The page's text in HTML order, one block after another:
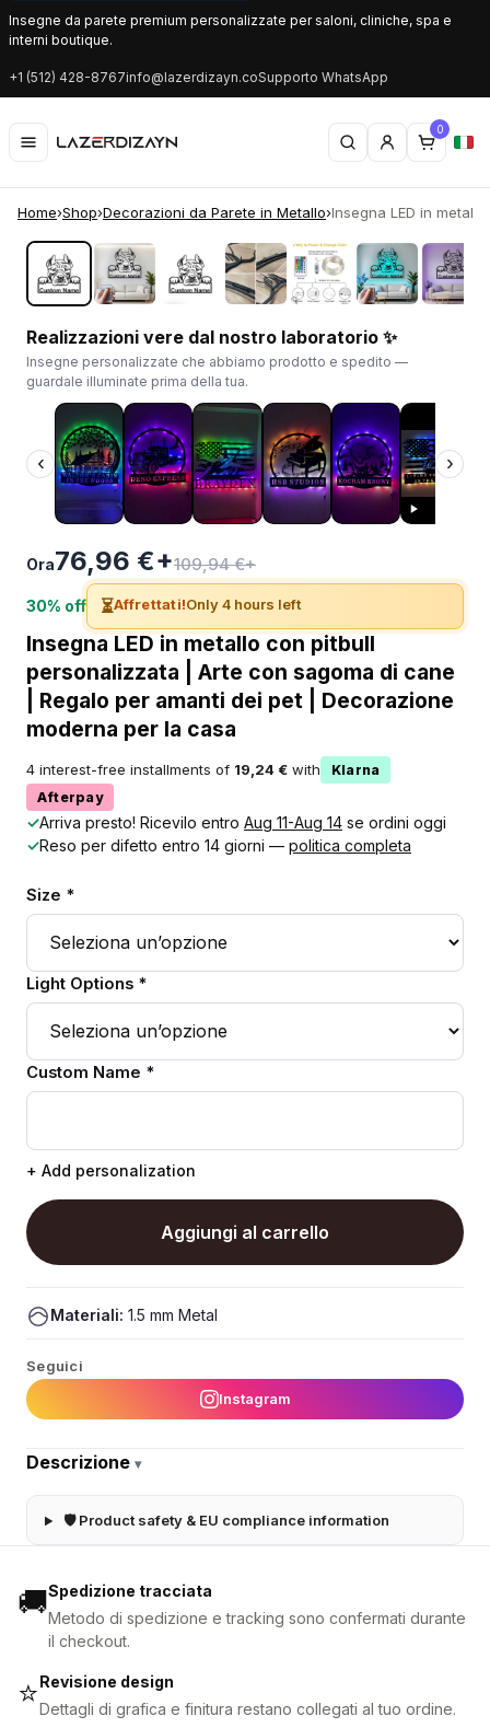
Insegne da parete premium personalizzate per saloni, cliniche, spa e
interni boutique.
+1 (512) 428-8767info@lazerdizayn.coSupporto WhatsApp
0
Home›Shop›Decorazioni da Parete in Metallo›Insegna LED in
‹ ›
Realizzazioni vere dal nostro laboratorio ✨
Insegne personalizzate che abbiamo prodotto e spedito —
guardale illuminate prima della tua.
‹ ›
Ora76,96 €+109,94 €+
30% off ⏳Affrettati!Only 4 hours left
Insegna LED in metallo con pitbull
personalizzata | Arte con sagoma di cane
| Regalo per amanti dei pet | Decorazione
moderna per la casa
4 interest-free installments of 19,24 € with
Klarna
Afterpay
✓Arriva presto! Ricevilo entro Aug 11-Aug 14 se ordini oggi
✓Reso per difetto entro 14 giorni — politica completa
Size *
Light Options *
Custom Name *
+ Add personalization
Aggiungi al carrello
Materiali: 1.5 mm Metal
Seguici
Instagram
Descrizione ▾
🛡 Product safety & EU compliance information
🚚Spedizione tracciata
Metodo di spedizione e tracking sono confermati durante
il checkout.
⭐Revisione design
Dettagli di grafica e finitura restano collegati al tuo ordine.